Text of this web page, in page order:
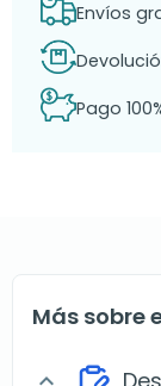
Envíos
Pago
Más sobre